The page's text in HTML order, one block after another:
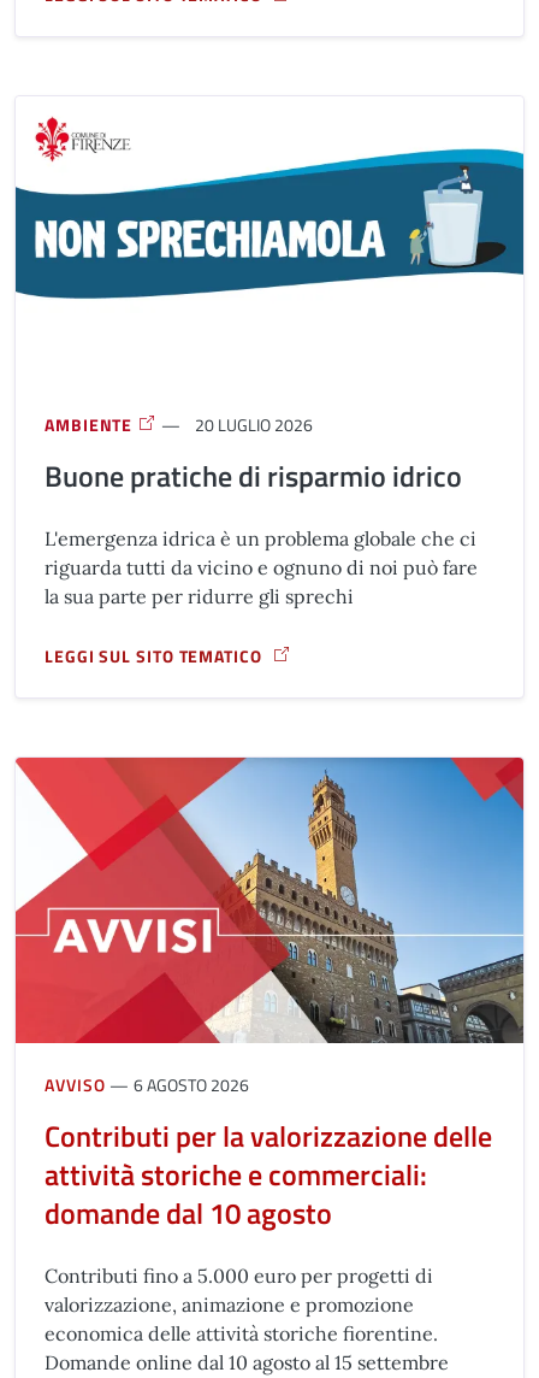
A PROPOSITO DI STOP ALLE BLATTE
AMBIENTE 20 LUGLIO 2026
Buone pratiche di risparmio idrico
L'emergenza idrica è un problema globale che ci
riguarda tutti da vicino e ognuno di noi può fare
la sua parte per ridurre gli sprechi
LEGGI SUL SITO TEMATICO
A PROPOSITO DI BUONE PRATICHE DI RISPARMIO IDRICO
AVVISO 6 AGOSTO 2026
Contributi per la valorizzazione delle
attività storiche e commerciali:
domande dal 10 agosto
Contributi fino a 5.000 euro per progetti di
valorizzazione, animazione e promozione
economica delle attività storiche fiorentine.
Domande online dal 10 agosto al 15 settembre